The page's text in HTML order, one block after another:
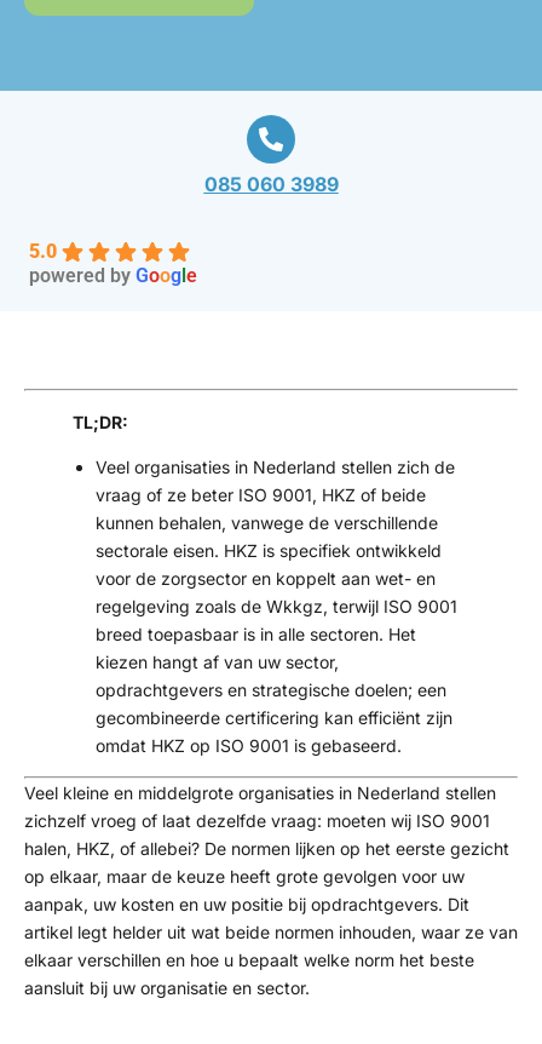
085 060 3989
5.0
powered by Google
TL;DR:
Veel organisaties in Nederland stellen zich de
vraag of ze beter ISO 9001, HKZ of beide
kunnen behalen, vanwege de verschillende
sectorale eisen. HKZ is specifiek ontwikkeld
voor de zorgsector en koppelt aan wet- en
regelgeving zoals de Wkkgz, terwijl ISO 9001
breed toepasbaar is in alle sectoren. Het
kiezen hangt af van uw sector,
opdrachtgevers en strategische doelen; een
gecombineerde certificering kan efficiënt zijn
omdat HKZ op ISO 9001 is gebaseerd.
Veel kleine en middelgrote organisaties in Nederland stellen
zichzelf vroeg of laat dezelfde vraag: moeten wij ISO 9001
halen, HKZ, of allebei? De normen lijken op het eerste gezicht
op elkaar, maar de keuze heeft grote gevolgen voor uw
aanpak, uw kosten en uw positie bij opdrachtgevers. Dit
artikel legt helder uit wat beide normen inhouden, waar ze van
elkaar verschillen en hoe u bepaalt welke norm het beste
aansluit bij uw organisatie en sector.